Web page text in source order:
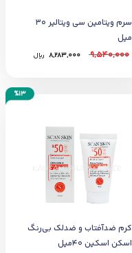
سرم ویتامین سی ویتالیر 30
میل
9,540,000
8,283,000 ﷼
%13
کرم ضدآفتاب و ضدلک بی‌رنگ
اسکن اسکین 40میل